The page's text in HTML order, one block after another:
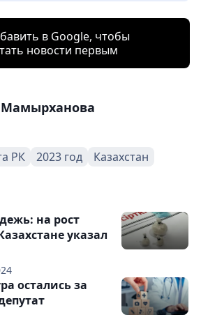
в Google, чтобы
новости первым
РК 2023 год Казахстан
на рост
указал
остались за